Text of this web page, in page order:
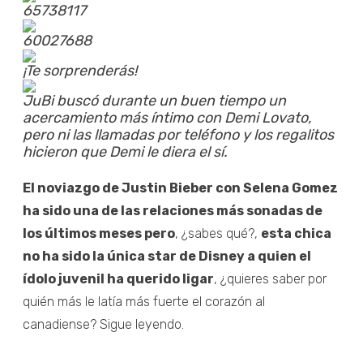
65738117
60027688
¡Te sorprenderás!
JuBi buscó durante un buen tiempo un
acercamiento más íntimo con Demi Lovato,
pero ni las llamadas por teléfono y los regalitos
hicieron que Demi le diera el sí.
El noviazgo de Justin Bieber con Selena Gomez
ha sido una de las relaciones más sonadas de
los últimos meses pero, ¿sabes qué?, esta chica
no ha sido la única star de Disney a quien el
ídolo juvenil ha querido ligar, ¿quieres saber por
quién más le latía más fuerte el corazón al
canadiense? Sigue leyendo.